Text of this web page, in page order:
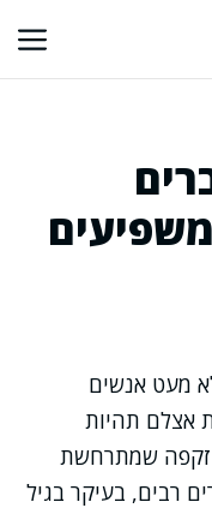
מעט אנשים
אצלם תהיות
זקפה שמתרחשת
רבים, בעיקר בגיל